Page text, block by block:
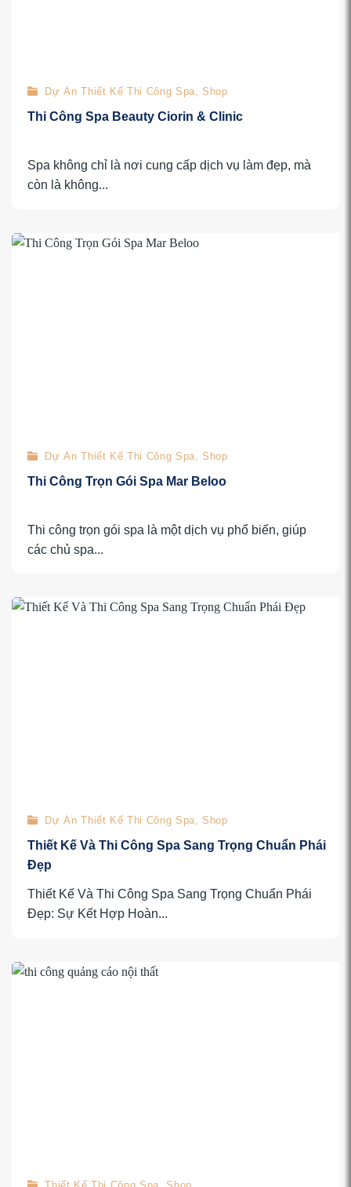
Dự Án Thiết Kế Thi Công Spa, Shop
Thi Công Spa Beauty Ciorin & Clinic
Spa không chỉ là nơi cung cấp dịch vụ làm đẹp, mà
còn là không...
Dự Án Thiết Kế Thi Công Spa, Shop
Thi Công Trọn Gói Spa Mar Beloo
Thi công trọn gói spa là một dịch vụ phổ biến, giúp
các chủ spa...
Dự Án Thiết Kế Thi Công Spa, Shop
Thiết Kế Và Thi Công Spa Sang Trọng Chuẩn Phái
Đẹp
Thiết Kế Và Thi Công Spa Sang Trọng Chuẩn Phái
Đẹp: Sự Kết Hợp Hoàn...